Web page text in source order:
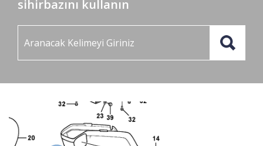
sihirbazını kullanın